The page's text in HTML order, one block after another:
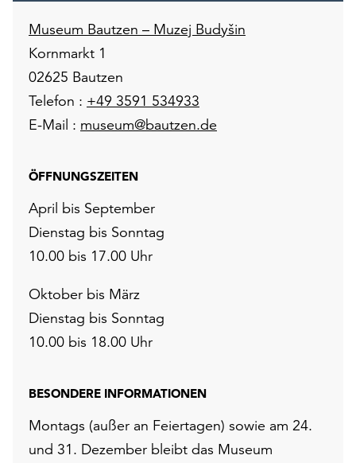
Museum Bautzen – Muzej Budyšin
Kornmarkt 1
02625 Bautzen
Telefon : +49 3591 534933
E-Mail : museum@bautzen.de
ÖFFNUNGSZEITEN
April bis September
Dienstag bis Sonntag
10.00 bis 17.00 Uhr
Oktober bis März
Dienstag bis Sonntag
10.00 bis 18.00 Uhr
BESONDERE INFORMATIONEN
Montags (außer an Feiertagen) sowie am 24.
und 31. Dezember bleibt das Museum